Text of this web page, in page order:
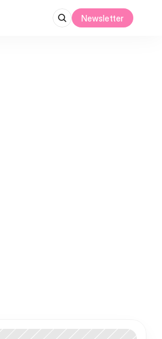
Newsletter